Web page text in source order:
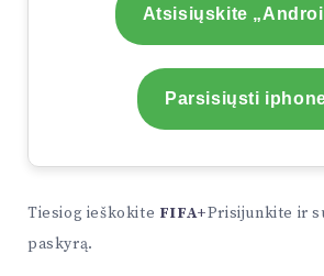
Atsisiųskite
Parsisiųsti
Tiesiog ieškokite FIFA+Prisijunkite ir
paskyrą.